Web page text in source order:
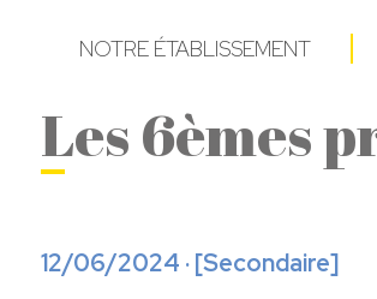
NOTRE ÉTABLISSEMENT
Les 6èmes
12/06/2024 · [Secondaire]